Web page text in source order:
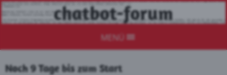
chatbot-forum
MENÜ
Noch 9 Tage bis zum Start